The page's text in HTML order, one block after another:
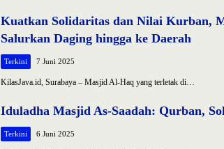
Kuatkan Solidaritas dan Nilai Kurban,
Salurkan Daging hingga ke Daerah
Terkini 7 Juni 2025
KilasJava.id, Surabaya – Masjid Al-Haq yang terletak di…
Iduladha Masjid As-Saadah: Qurban,
Terkini 6 Juni 2025